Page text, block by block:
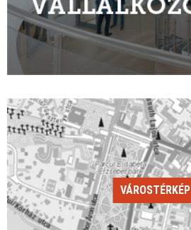
VÁROSTÉRKÉP